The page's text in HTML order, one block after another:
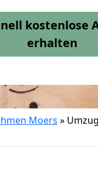
kostenlose
erhalten
Moers »